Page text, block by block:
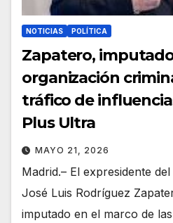
NOTICIAS POLÍTICA
Zapatero,
organización
tráfico de
Plus Ultra
MAYO 21, 2026
Madrid.– El expresidente
José Luis Rodríguez
imputado en el marco de